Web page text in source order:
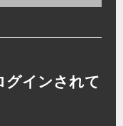
インされて